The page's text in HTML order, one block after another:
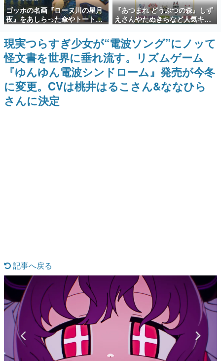
新世代に訊く
これからのデジタルゲーム市場を担う若きクリエイター達
の姿を追い、彼らのルーツと情熱を探っていきます。
ゲーム世代の作家たち
ゲームに多大な影響を受けた作家さんに取材し、ゲームが
日本のコンテンツ産業やカルチャーに与えた影響を探る企
画です。
日本モバイルゲーム産業史
日本のモバイルゲーム史における主要なトピック・タイト
ルを網羅するほか、開発者へのインタビューや識者による
解説を掲載。約20年の歴史が一望できる決定版！
特集記事
マンガ
女性向け
アプリレビュー
その他
ゴッホの名画『ローヌ川の星月
夜』をあしらった傘やトートバ
ッグなどが登場。8月7日21時よ
り2日間限定で予約販売
『あつまれ どうぶつの森』しず
えさんやたぬきちなど人気キャ
ラクターのフロッキードールが9
月に発売開始。「とたけけ」や
「ちゃちゃまる」も
現実つらすぎ少女が“電波ソング”にノッて
怪文書を世界に垂れ流す。リズムゲーム
『ゆんゆん電波シンドローム』発売が今冬
に変更。CVは桃井はるこさん&ななひら
さんに決定
記事へ戻る